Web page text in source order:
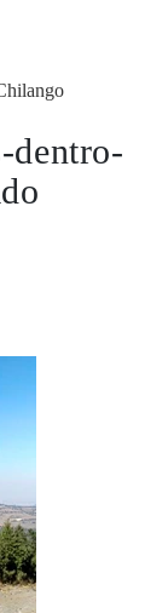
dentro-